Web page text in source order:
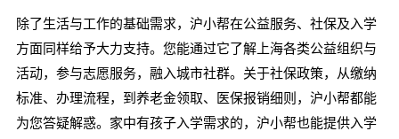
除了生活与工作的基础需求，沪小帮在公益服务、社保及入学
方面同样给予大力支持。您能通过它了解上海各类公益组织与
活动，参与志愿服务，融入城市社群。关于社保政策，从缴纳
标准、办理流程，到养老金领取、医保报销细则，沪小帮都能
为您答疑解惑。家中有孩子入学需求的，沪小帮也能提供入学